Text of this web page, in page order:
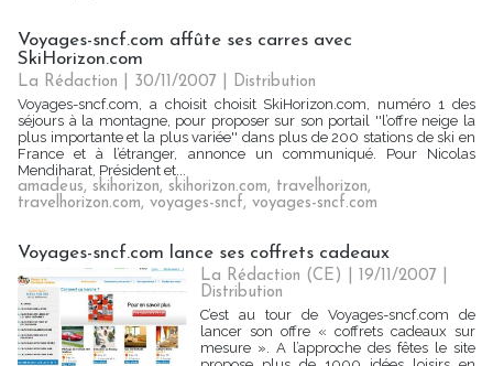
Voyages-sncf.com affûte ses carres avec
SkiHorizon.com
La Rédaction | 30/11/2007
Distribution
Voyages-sncf.com, a choisit choisit SkiHorizon.com, numéro 1 des
séjours à la montagne, pour proposer sur son portail ''l’offre neige la
plus importante et la plus variée'' dans plus de 200 stations de ski en
France et à l’étranger, annonce un communiqué. Pour Nicolas
Mendiharat, Président et...
amadeus, skihorizon, skihorizon.com, travelhorizon,
travelhorizon.com, voyages-sncf, voyages-sncf.com
Voyages-sncf.com lance ses coffrets cadeaux
La Rédaction (CE) | 19/11/2007
Distribution
C’est au tour de Voyages-sncf.com de
lancer son offre « coffrets cadeaux sur
mesure ». A l’approche des fêtes le site